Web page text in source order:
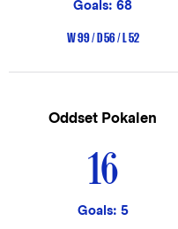
Goals: 68
W 99 / D 56 / L 52
Oddset Pokalen
16
Goals: 5